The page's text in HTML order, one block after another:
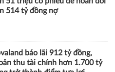
514 tỷ đồng nợ
báo lãi 912 tỷ đồng,
thu tài chính hơn 1.700 tỷ